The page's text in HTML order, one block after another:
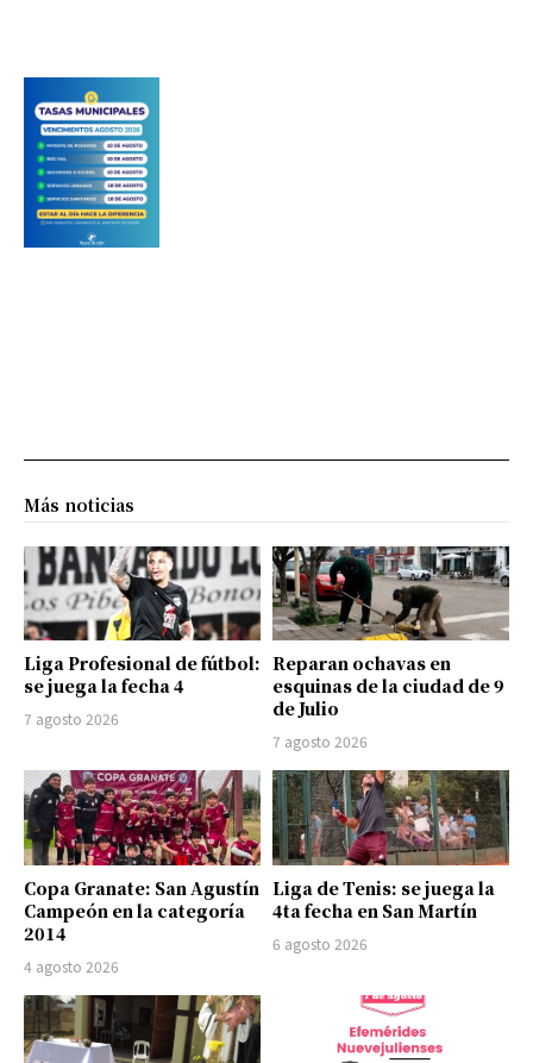
Más noticias
Liga Profesional de fútbol:
se juega la fecha 4
7 agosto 2026
Reparan ochavas en
esquinas de la ciudad de 9
de Julio
7 agosto 2026
Copa Granate: San Agustín
Campeón en la categoría
2014
4 agosto 2026
Liga de Tenis: se juega la
4ta fecha en San Martín
6 agosto 2026